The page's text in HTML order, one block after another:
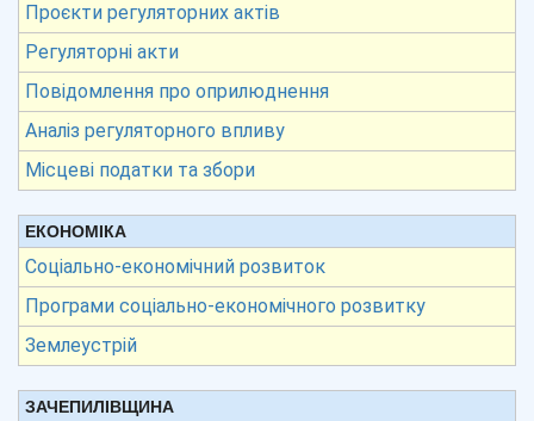
Проєкти регуляторних актів
Регуляторні акти
Повідомлення про оприлюднення
Аналіз регуляторного впливу
Місцеві податки та збори
ЕКОНОМІКА
Соціально-економічний розвиток
Програми соціально-економічного розвитку
Землеустрій
ЗАЧЕПИЛІВЩИНА